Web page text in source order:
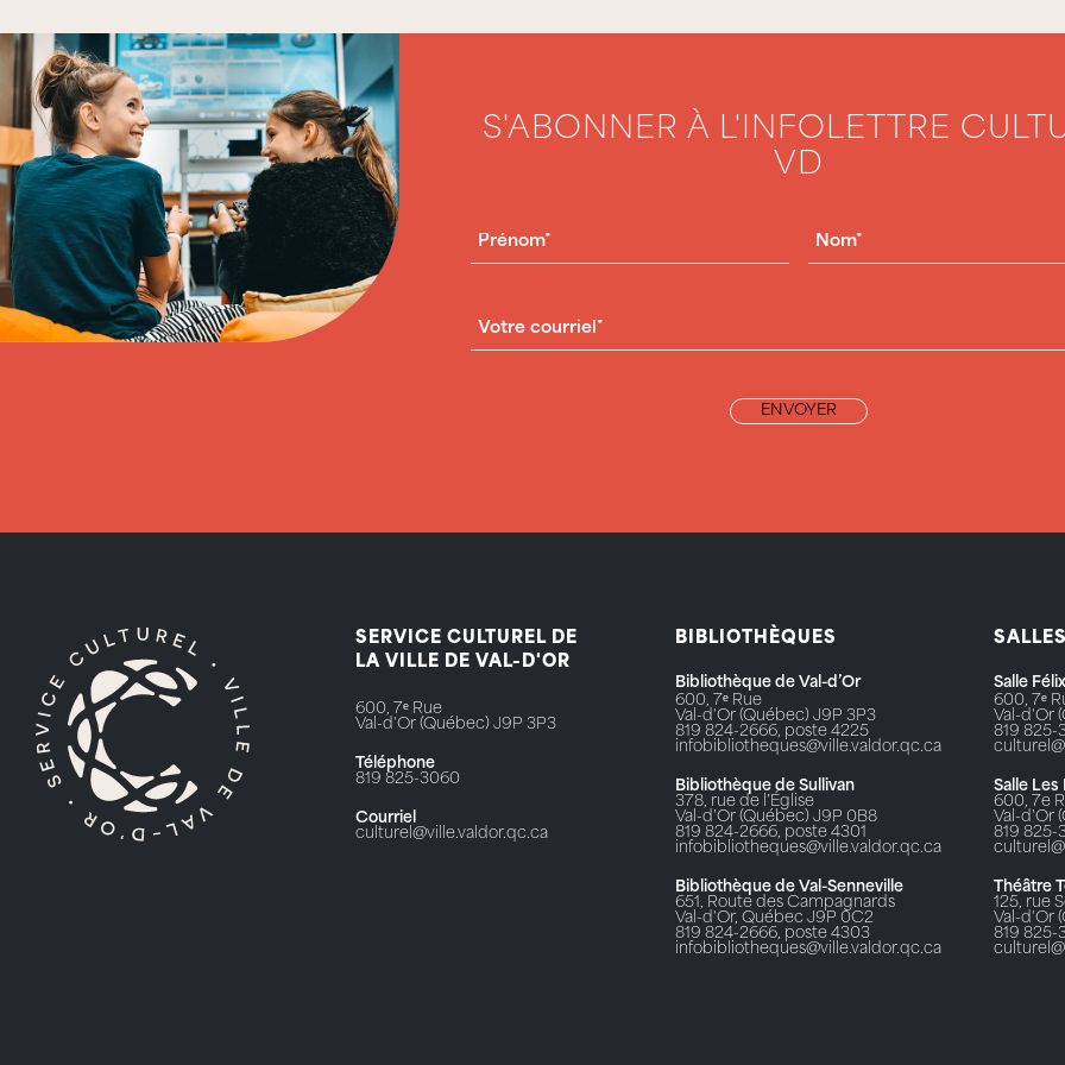
S'ABONNER À L'INFOLETTRE
VD
PRÉNOM NOM(NÉCESSAIRE)
COURRIEL (NÉCESSAIRE)
SERVICE CULTUREL DE
LA VILLE DE VAL-D'OR
600, 7ᵉ Rue
Val-d'Or (Québec) J9P 3P3
Téléphone
819 825-3060
Courriel
culturel@ville.valdor.qc.ca
BIBLIOTHÈQUES
Bibliothèque de Val-d’Or
600, 7ᵉ Rue
Val-d'Or (Québec) J9P 3P3
819 824-2666, poste 4225
infobibliotheques@ville.valdor.qc.ca
Bibliothèque de Sullivan
378, rue de l’Église
Val-d’Or (Québec) J9P 0B8
819 824-2666, poste 4301
infobibliotheques@ville.valdor.qc.ca
Bibliothèque de Val-Senneville
651, Route des Campagnards
Val-d'Or, Québec J9P 0C2
819 824-2666, poste 4303
infobibliotheques@ville.valdor.qc.ca
Salle
600, 7ᵉ
Val-d'Or
819 825-
Salle
600, 7e
Val-d'Or
819 825-
Théâtre
125, rue
Val-d'Or
819 825-